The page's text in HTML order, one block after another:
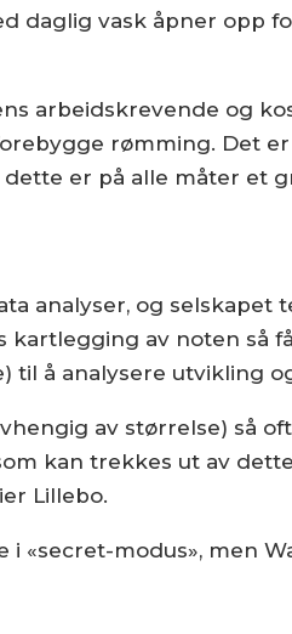
daglig vask åpner opp
arbeidskrevende og
rømming. Det
er på alle måter et
analyser, og
av noten så
til å analysere utvikling
av størrelse) så
kan trekkes ut av
Lillebo.
«secret-modus», men